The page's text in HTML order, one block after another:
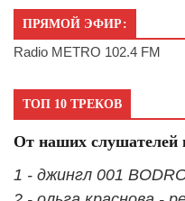
ПРЯМОЙ ЭФИР:
Radio METRO 102.4 FM
ТОП 10 ТРЕКОВ
От наших слушателей
1 - джингл 001